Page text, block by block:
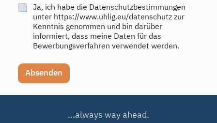
Ja, ich habe die Datenschutzbestimmungen
unter https://www.uhlig.eu/datenschutz zur
Kenntnis genommen und bin darüber
informiert, dass meine Daten für das
Bewerbungsverfahren verwendet werden.
Absenden
...always way ahead.